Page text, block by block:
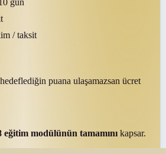
/ taksit
puana ulaşamazsan ücret
eğitim modülünün tamamını kapsar.